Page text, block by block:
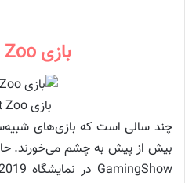
بازی Planet Zoo
بازی Planet Zoo
چند سالی است که بازی‌های